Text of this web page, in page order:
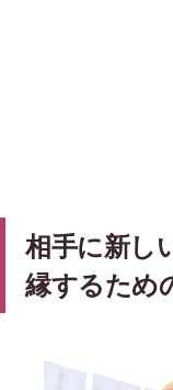
相手に新し
縁するため